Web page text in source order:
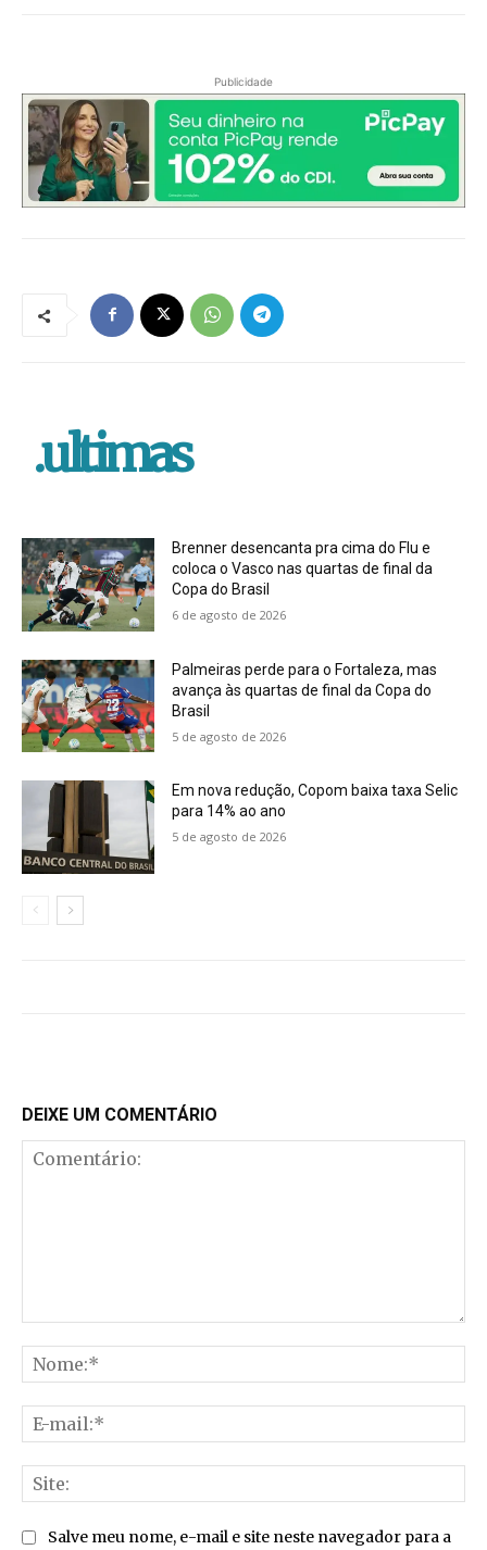
Publicidade
.ultimas
Brenner desencanta pra cima do Flu e
coloca o Vasco nas quartas de final da
Copa do Brasil
6 de agosto de 2026
Palmeiras perde para o Fortaleza, mas
avança às quartas de final da Copa do
Brasil
5 de agosto de 2026
Em nova redução, Copom baixa taxa Selic
para 14% ao ano
5 de agosto de 2026
DEIXE UM COMENTÁRIO
Salve meu nome, e-mail e site neste navegador para a